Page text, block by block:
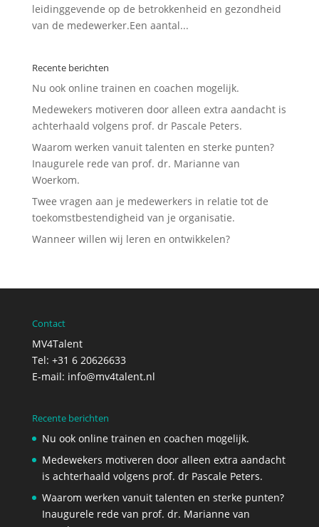
leidinggevende op de betrokkenheid en gezondheid
van de medewerker.Een aantal...
Recente berichten
Nu ook online trainen en coachen mogelijk.
Medewekers motiveren door alleen extra aandacht is
achterhaald volgens prof. dr Pascale Peters.
Waarom werken vanuit talenten en sterke punten?
Inaugurele rede van prof. dr. Marianne van
Woerkom.
Twee vragen aan je medewerkers in relatie tot de
toekomstbestendigheid van je organisatie.
Wanneer willen wij leren en ontwikkelen?
Contact
MV4Talent
Tel: +31 6 20626633
E-mail: info@mv4talent.nl
Recente berichten
Nu ook online trainen en coachen mogelijk.
Medewekers motiveren door alleen extra aandacht
is achterhaald volgens prof. dr Pascale Peters.
Waarom werken vanuit talenten en sterke punten?
Inaugurele rede van prof. dr. Marianne van